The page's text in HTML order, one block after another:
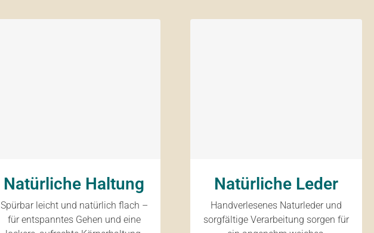
Natürliche Haltung
Spürbar leicht und natürlich flach –
für entspanntes Gehen und eine
Natürliche Leder
Handverlesenes Naturleder und
sorgfältige Verarbeitung sorgen für